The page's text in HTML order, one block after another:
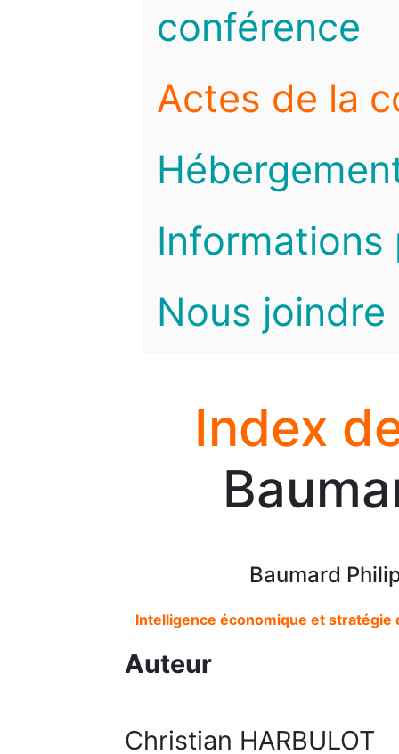
conférence
Actes de la
Informations
Nous joindre
Index
Baumard
Intelligence économique et
Auteur
Christian HARBULOT